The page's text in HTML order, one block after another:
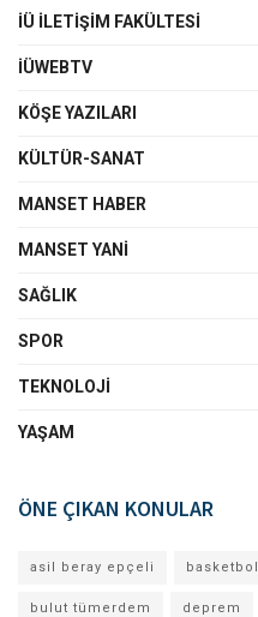
İÜ İLETIŞIM FAKÜLTESI
İÜWEBTV
KÖŞE YAZILARI
KÜLTÜR-SANAT
MANSET HABER
MANSET YANI
SAĞLIK
SPOR
TEKNOLOJI
YAŞAM
ÖNE ÇIKAN KONULAR
asil beray epçeli basketbol
bulut tümerdem deprem